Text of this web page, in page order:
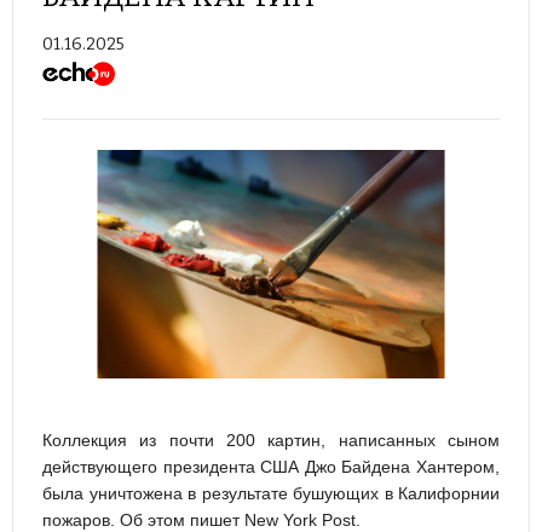
01.16.2025
Коллекция из почти 200 картин, написанных сыном
действующего президента США Джо Байдена Хантером,
была уничтожена в результате бушующих в Калифорнии
пожаров. Об этом пишет New York Post.